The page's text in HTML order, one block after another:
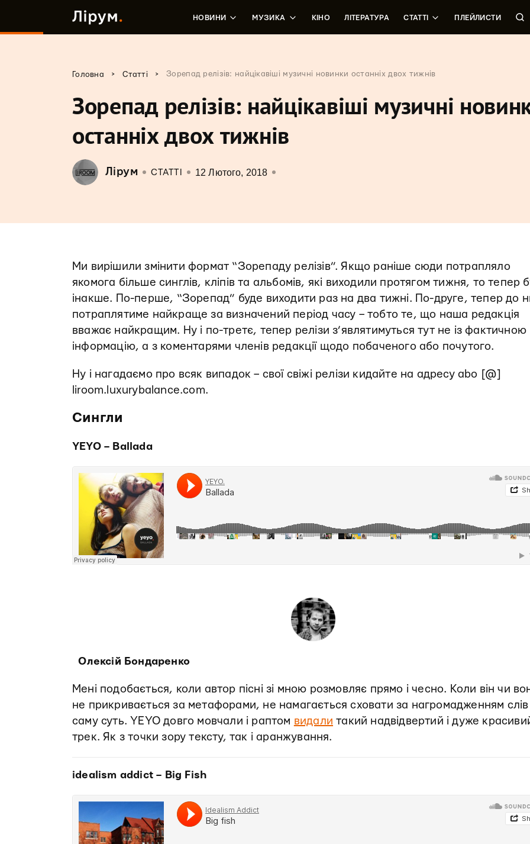
НОВИНИ МУЗИКА КІНО ЛІТЕРАТУРА СТАТТІ ПЛЕЙЛИСТИ
Головна > Статті > Зорепад релізів: найцікавіші музичні новинки останніх двох тижнів
Зорепад релізів: найцікавіші музичні
останніх двох тижнів
Лірум СТАТТІ 12 Лютого, 2018
Ми вирішили змінити формат “Зорепаду релізів”. Якщо раніше сюди потрапляло
якомога більше синглів, кліпів та альбомів, які виходили протягом тижня, то тепер
інакше. По-перше, “Зорепад” буде виходити раз на два тижні. По-друге, тепер до
потраплятиме найкраще за визначений період часу – тобто те, що наша редакція
вважає найкращим. Ну і по-третє, тепер релізи з’являтимуться тут не із фактичною
інформацію, а з коментарями членів редакції щодо побаченого або почутого.
Ну і нагадаємо про всяк випадок – свої свіжі релізи кидайте на адресу abo [@]
liroom.luxurybalance.com.
Сингли
YEYO – Ballada
Олексій Бондаренко
Мені подобається, коли автор пісні зі мною розмовляє прямо і чесно. Коли він чи
не прикривається за метафорами, не намагається сховати за нагромадженням слів
саму суть. YEYO довго мовчали і раптом видали такий надвідвертий і дуже
трек. Як з точки зору тексту, так і аранжування.
idealism addict – Big Fish